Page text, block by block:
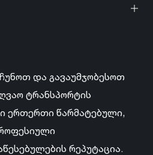
და გავაუმჯობესოთ
ტრანსპორტის
ერთერთი წარმატებული,
რეპუტაცია.